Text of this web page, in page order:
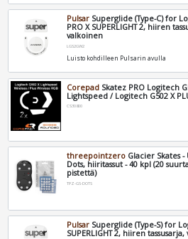
Pulsar Superglide (Type-C) for
PRO X SUPERLIGHT 2, hiiren
valkoinen
LGS2GW2
Luisto kohdilleen Pulsarin avulla
Corepad Skatez PRO Logitech
Lightspeed / Logitech G502 X
CS30800
threepointzero Glacier Skates -
Dots, hiiritassut - 40 kpl (20
pistettä)
TPZ-GS-DOTS
Pulsar Superglide (Type-S) for
SUPERLIGHT 2, hiiren